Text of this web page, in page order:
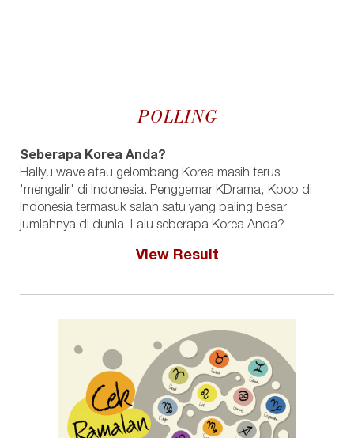
POLLING
Seberapa Korea Anda?
Hallyu wave atau gelombang Korea masih terus
'mengalir' di Indonesia. Penggemar KDrama, Kpop di
Indonesia termasuk salah satu yang paling besar
jumlahnya di dunia. Lalu seberapa Korea Anda?
View Result